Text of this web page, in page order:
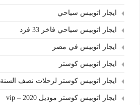
ايجار اتوبيس سياحي
ايجار اتوبيس سياحي فاخر 33 فرد
ايجار اتوبيس في مصر
ايجار اتوبيس كوستر
ايجار اتوبيس كوستر لرحلات نصف السنة
ايجار اتوبيس كوستر موديل 2020 – vip